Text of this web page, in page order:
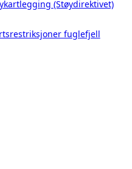
(Støydirektivet)
fuglefjell